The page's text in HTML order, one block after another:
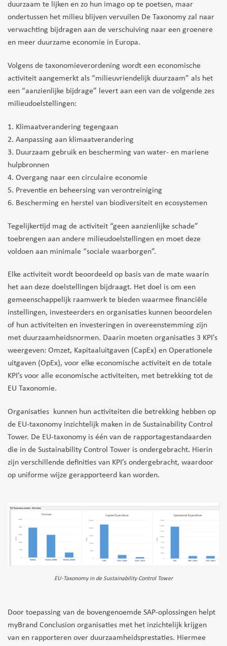
duurzaam te lijken en zo hun imago op te poetsen, maar
ondertussen het milieu blijven vervuilen De Taxonomy zal naar
verwachting bijdragen aan de verschuiving naar een groenere
en meer duurzame economie in Europa.
Volgens de taxonomieverordening wordt een economische
activiteit aangemerkt als “milieuvriendelijk duurzaam” als het
een “aanzienlijke bijdrage” levert aan een van de volgende zes
milieudoelstellingen:
1. Klimaatverandering tegengaan
2. Aanpassing aan klimaatverandering
3. Duurzaam gebruik en bescherming van water- en mariene
hulpbronnen
4. Overgang naar een circulaire economie
5. Preventie en beheersing van verontreiniging
6. Bescherming en herstel van biodiversiteit en ecosystemen
Tegelijkertijd mag de activiteit “geen aanzienlijke schade”
toebrengen aan andere milieudoelstellingen en moet deze
voldoen aan minimale “sociale waarborgen”.
Elke activiteit wordt beoordeeld op basis van de mate waarin
het aan deze doelstellingen bijdraagt. Het doel is om een
gemeenschappelijk raamwerk te bieden waarmee financiële
instellingen, investeerders en organisaties kunnen beoordelen
of hun activiteiten en investeringen in overeenstemming zijn
met duurzaamheidsnormen. Daarin moeten organisaties 3 KPI’s
weergeven: Omzet, Kapitaaluitgaven (CapEx) en Operationele
uitgaven (OpEx), voor elke economische activiteit en de totale
KPI’s voor alle economische activiteiten, met betrekking tot de
EU Taxonomie.
Organisaties kunnen hun activiteiten die betrekking hebben op
de EU-taxonomy inzichtelijk maken in de Sustainability Control
Tower. De EU-taxonomy is één van de rapportagestandaarden
die in de Sustainability Control Tower is ondergebracht. Hierin
zijn verschillende definities van KPI’s ondergebracht, waardoor
op uniforme wijze gerapporteerd kan worden.
EU-Taxonomy in de Sustainability Control Tower
Door toepassing van de bovengenoemde SAP-oplossingen helpt
myBrand Conclusion organisaties met het inzichtelijk krijgen
van en rapporteren over duurzaamheidsprestaties. Hiermee